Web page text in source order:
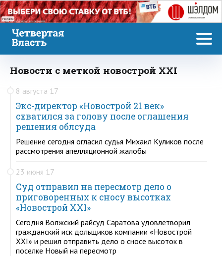
Реклама
Новости с меткой новострой XXI
8 августа 17
Экс-директор «Новострой 21 век»
схватился за голову после оглашения
решения облсуда
Решение сегодня огласил судья Михаил Куликов после
рассмотрения апелляционной жалобы
23 июня 17
Суд отправил на пересмотр дело о
приговоренных к сносу высотках
«Новострой XXI»
Сегодня Волжский райсуд Саратова удовлетворил
гражданский иск дольщиков компании «Новострой
XXI» и решил отправить дело о сносе высоток в
поселке Новый на пересмотр